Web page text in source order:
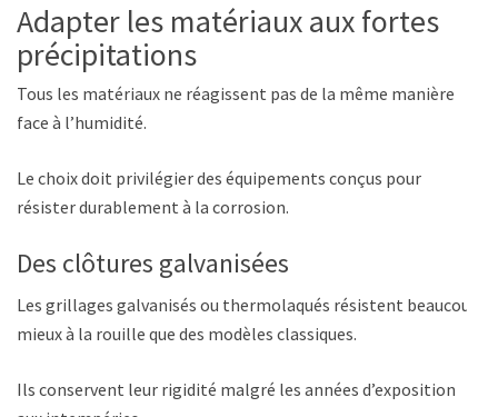
Adapter les matériaux aux fortes
précipitations
Tous les matériaux ne réagissent pas de la même manière
face à l’humidité.
Le choix doit privilégier des équipements conçus pour
résister durablement à la corrosion.
Des clôtures galvanisées
Les grillages galvanisés ou thermolaqués résistent beaucoup
mieux à la rouille que des modèles classiques.
Ils conservent leur rigidité malgré les années d’exposition